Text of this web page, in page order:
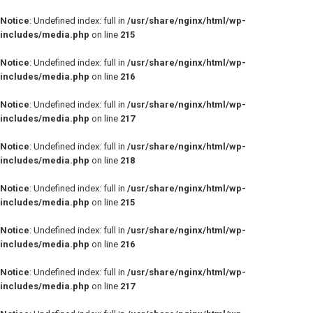
Notice: Undefined index: full in /usr/share/nginx/html/wp-
includes/media.php on line 215
Notice: Undefined index: full in /usr/share/nginx/html/wp-
includes/media.php on line 216
Notice: Undefined index: full in /usr/share/nginx/html/wp-
includes/media.php on line 217
Notice: Undefined index: full in /usr/share/nginx/html/wp-
includes/media.php on line 218
Notice: Undefined index: full in /usr/share/nginx/html/wp-
includes/media.php on line 215
Notice: Undefined index: full in /usr/share/nginx/html/wp-
includes/media.php on line 216
Notice: Undefined index: full in /usr/share/nginx/html/wp-
includes/media.php on line 217